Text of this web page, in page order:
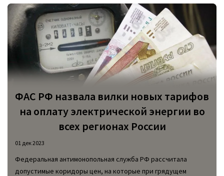
2024 по 2033 годы.
ФАС РФ назвала вилки новых тарифов
на оплату электрической энергии во
всех регионах России
01 дек 2023
Федеральная антимонопольная служба РФ рассчитала
допустимые коридоры цен, на которые при грядущем